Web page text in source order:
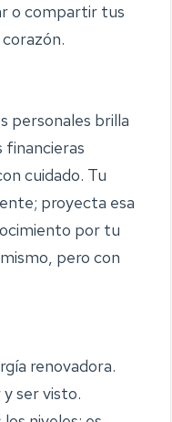
o compartir tus
personales brilla
cuidado. Tu
proyecta esa
por tu
pero con
renovadora.
ser visto.